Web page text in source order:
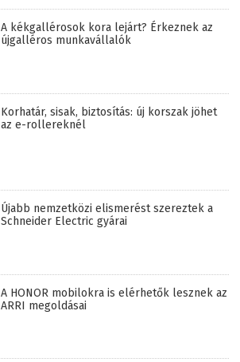
A kékgallérosok kora lejárt? Érkeznek az
újgalléros munkavállalók
Korhatár, sisak, biztosítás: új korszak jöhet
az e-rollereknél
Újabb nemzetközi elismerést szereztek a
Schneider Electric gyárai
A HONOR mobilokra is elérhetők lesznek az
ARRI megoldásai